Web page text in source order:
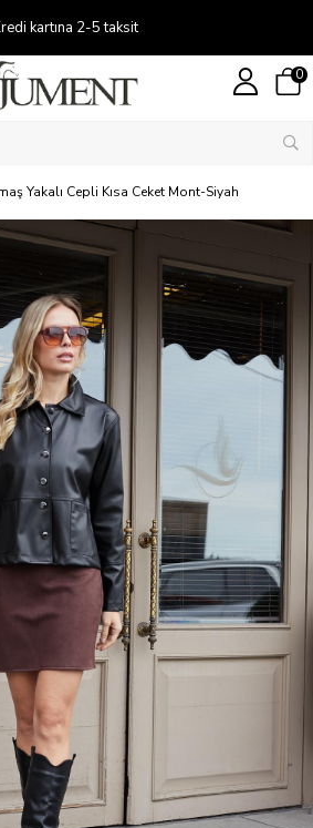
kartına 2-5 taksit
0
Yakalı Cepli Kısa Ceket Mont-Siyah